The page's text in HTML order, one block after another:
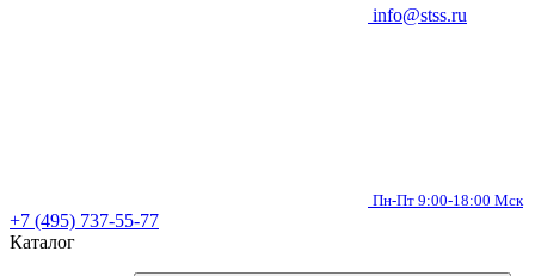
info@stss.ru
Пн-Пт 9:00-18:00 Мск
+7 (495) 737-55-77
Каталог